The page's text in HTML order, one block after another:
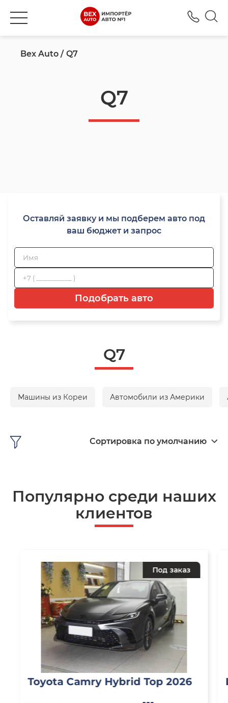
Bex Auto Q7
Q7
Оставляй заявку и мы подберем авто под
ваш бюджет и запрос
Подобрать авто
Q7
Машины из Кореи Автомобили из Америки
Сортировка по умолчанию
Популярно среди наших
клиентов
Под заказ
Toyota Camry Hybrid Top 2026